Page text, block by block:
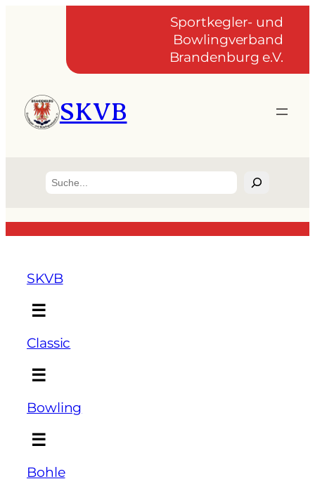
Sportkegler- und
Bowlingverband
Brandenburg e.V.
SKVB
Suchen
SKVB
☰
Classic
☰
Bowling
☰
Bohle